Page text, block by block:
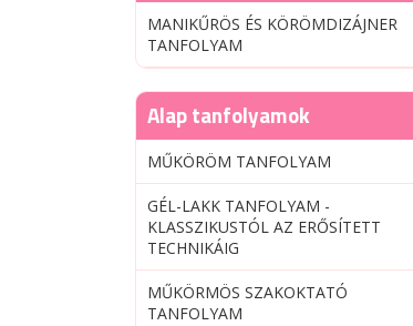
MANIKŰRÖS ÉS KÖRÖMDIZÁJNER
TANFOLYAM
Alap tanfolyamok
MŰKÖRÖM TANFOLYAM
GÉL-LAKK TANFOLYAM -
KLASSZIKUSTÓL AZ ERŐSÍTETT
TECHNIKÁIG
MŰKÖRMÖS SZAKOKTATÓ
TANFOLYAM